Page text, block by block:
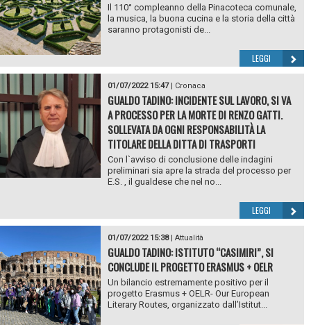
Il 110° compleanno della Pinacoteca comunale,
la musica, la buona cucina e la storia della città
saranno protagonisti de...
LEGGI
01/07/2022 15:47| Cronaca
GUALDO TADINO: INCIDENTE SUL LAVORO, SI VA
A PROCESSO PER LA MORTE DI RENZO GATTI.
SOLLEVATA DA OGNI RESPONSABILITÀ LA
TITOLARE DELLA DITTA DI TRASPORTI
Con l`avviso di conclusione delle indagini
preliminari sia apre la strada del processo per
E.S. , il gualdese che nel no...
LEGGI
01/07/2022 15:38| Attualità
GUALDO TADINO: ISTITUTO “CASIMIRI”, SI
CONCLUDE IL PROGETTO ERASMUS + OELR
Un bilancio estremamente positivo per il
progetto Erasmus + OELR- Our European
Literary Routes, organizzato dall’Istitut...